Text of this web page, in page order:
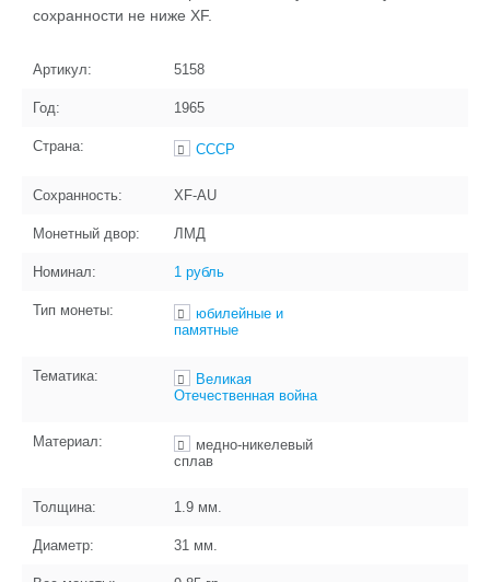
сохранности не ниже XF.
Артикул: 5158
Год: 1965
Страна: СССР
Сохранность: XF-AU
Монетный двор: ЛМД
Номинал: 1 рубль
Тип монеты:
юбилейные и
памятные
Тематика:
Великая
Отечественная война
Материал:
медно-никелевый
сплав
Толщина: 1.9 мм.
Диаметр: 31 мм.